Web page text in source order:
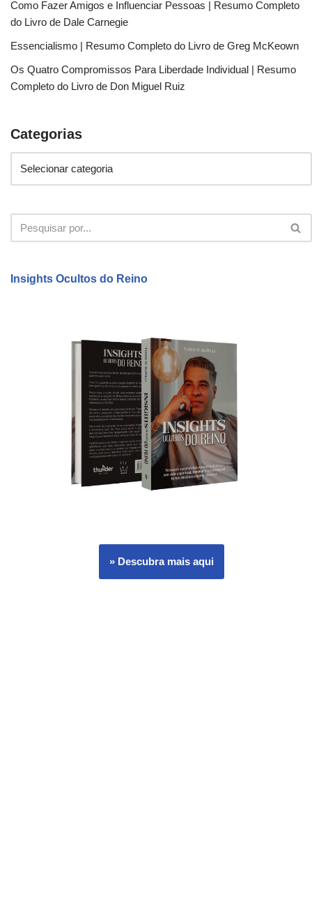
Como Fazer Amigos e Influenciar Pessoas | Resumo Completo
do Livro de Dale Carnegie
Essencialismo | Resumo Completo do Livro de Greg McKeown
Os Quatro Compromissos Para Liberdade Individual | Resumo
Completo do Livro de Don Miguel Ruiz
Categorias
Insights Ocultos do Reino
» Descubra mais aqui